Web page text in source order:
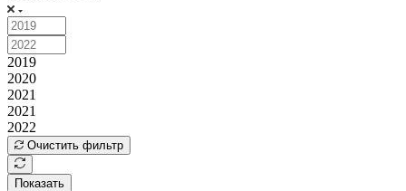
2019
2020
2021
2021
2022
Очистить фильтр
Показать